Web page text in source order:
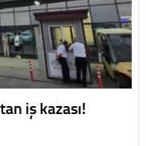
iş kazası!